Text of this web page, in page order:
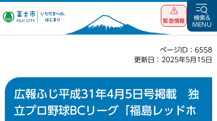
富士市 いただ
緊急情報
検索&
MENU
ページID：6558
更新日：2025年5月15日
広報ふじ平成31年4月5日号掲載 独
立プロ野球BCリーグ「福島レッドホ